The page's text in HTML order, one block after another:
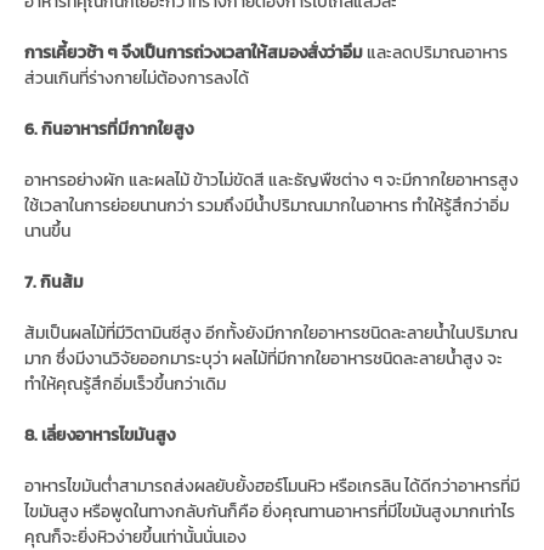
การเคี้ยวช้า ๆ จึงเป็นการถ่วงเวลาให้สมองสั่งว่าอิ่ม และลดปริมาณอาหาร
ส่วนเกินที่ร่างกายไม่ต้องการลงได้
6. กินอาหารที่มีกากใยสูง
อาหารอย่างผัก และผลไม้ ข้าวไม่ขัดสี และธัญพืชต่าง ๆ จะมีกากใยอาหารสูง
ใช้เวลาในการย่อยนานกว่า รวมถึงมีน้ำปริมาณมากในอาหาร ทำให้รู้สึกว่าอิ่ม
นานขึ้น
7. กินส้ม
ส้มเป็นผลไม้ที่มีวิตามินซีสูง อีกทั้งยังมีกากใยอาหารชนิดละลายน้ำในปริมาณ
มาก ซึ่งมีงานวิจัยออกมาระบุว่า ผลไม้ที่มีกากใยอาหารชนิดละลายน้ำสูง จะ
ทำให้คุณรู้สึกอิ่มเร็วขึ้นกว่าเดิม
8. เลี่ยงอาหารไขมันสูง
อาหารไขมันต่ำสามารถส่งผลยับยั้งฮอร์โมนหิว หรือเกรลิน ได้ดีกว่าอาหารที่มี
ไขมันสูง หรือพูดในทางกลับกันก็คือ ยิ่งคุณทานอาหารที่มีไขมันสูงมากเท่าไร
คุณก็จะยิ่งหิวง่ายขึ้นเท่านั้นนั่นเอง